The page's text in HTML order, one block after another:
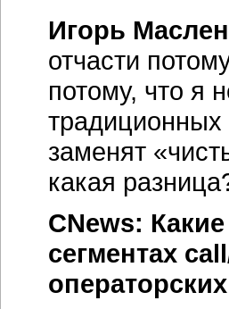
Игорь
отчасти
потому, что я
традиционных
заменят
какая
CNews:
сегментах